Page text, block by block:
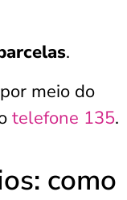
.
meio do
telefone 135.
como